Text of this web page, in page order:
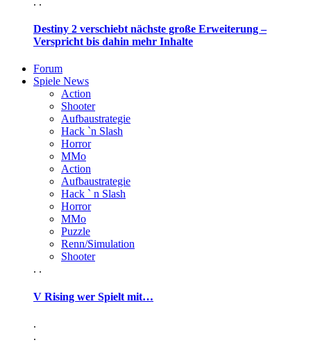
Destiny 2 verschiebt nächste große Erweiterung –
Verspricht bis dahin mehr Inhalte
Forum
Spiele News
Action
Shooter
Aufbaustrategie
Hack `n Slash
Horror
MMo
Action
Aufbaustrategie
Hack ` n Slash
Horror
MMo
Puzzle
Renn/Simulation
Shooter
. .
V Rising wer Spielt mit…
.
.